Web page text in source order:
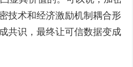
技术和经济激励机制耦合形
共识，最终让可信数据变成